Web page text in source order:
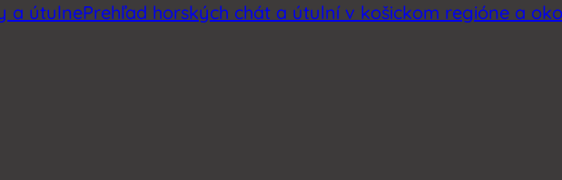
a útulnePrehľad horských chát a útulní v košickom regióne a